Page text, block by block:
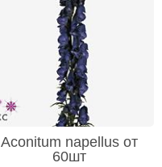
Aconitum napellus от
60шт